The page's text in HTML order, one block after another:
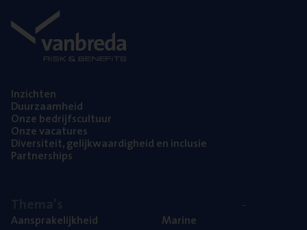
Inzich­ten
Duur­zaam­heid
Onze bedrijfs­cul­tuur
Onze vaca­tu­res
Diver­si­teit, gelijk­waar­dig­heid en inclusie
Part­ner­ships
Aan­spra­ke­lijk­heid
Mari­ne